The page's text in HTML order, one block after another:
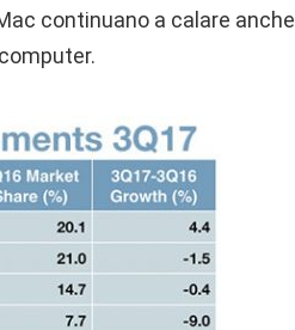
continuano a calare anche